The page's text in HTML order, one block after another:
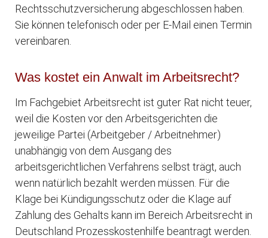
Rechtsschutzversicherung abgeschlossen haben.
Sie können telefonisch oder per E-Mail einen Termin
vereinbaren.
Was kostet ein Anwalt im Arbeitsrecht?
Im Fachgebiet Arbeitsrecht ist guter Rat nicht teuer,
weil die Kosten vor den Arbeitsgerichten die
jeweilige Partei (Arbeitgeber / Arbeitnehmer)
unabhängig von dem Ausgang des
arbeitsgerichtlichen Verfahrens selbst trägt, auch
wenn natürlich bezahlt werden müssen. Für die
Klage bei Kündigungsschutz oder die Klage auf
Zahlung des Gehalts kann im Bereich Arbeitsrecht in
Deutschland Prozesskostenhilfe beantragt werden.